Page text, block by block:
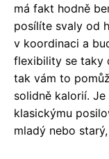
má fakt hodně
posílíte svaly od
v koordinaci a
flexibility se taky
tak vám to
solidně kalorií.
klasickýmu
mladý nebo